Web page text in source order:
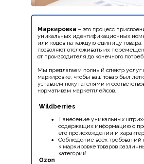
Маркировка – это процесс
уникальных идентификационных
или кодов на каждую единицу товара,
позволяют отслеживать их
от производителя до конечного
Мы предлагаем полный спектр услуг
маркировке, чтобы ваш товар был
узнаваем покупателями и
нормативам маркетплейсов.
Wildberries
Нанесение уникальных
содержащих информацию о
его происхождении и
Соблюдение всех требований
к маркировке товаров
категорий
Ozon